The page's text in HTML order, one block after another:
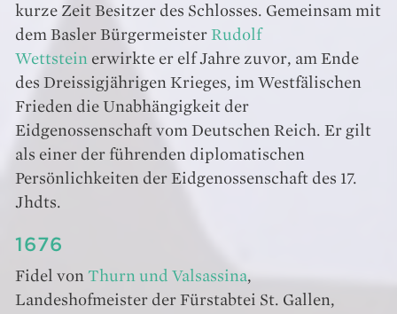
kurze Zeit Besitzer des Schlosses. Gemeinsam mit
dem Basler Bürgermeister Rudolf
Wettstein erwirkte er elf Jahre zuvor, am Ende
des Dreissigjährigen Krieges, im Westfälischen
Frieden die Unabhängigkeit der
Eidgenossenschaft vom Deutschen Reich. Er gilt
als einer der führenden diplomatischen
Persönlichkeiten der Eidgenossenschaft des 17.
Jhdts.
1676
Fidel von Thurn und Valsassina,
Landeshofmeister der Fürstabtei St. Gallen,